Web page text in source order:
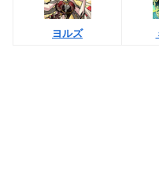
ヨルズ